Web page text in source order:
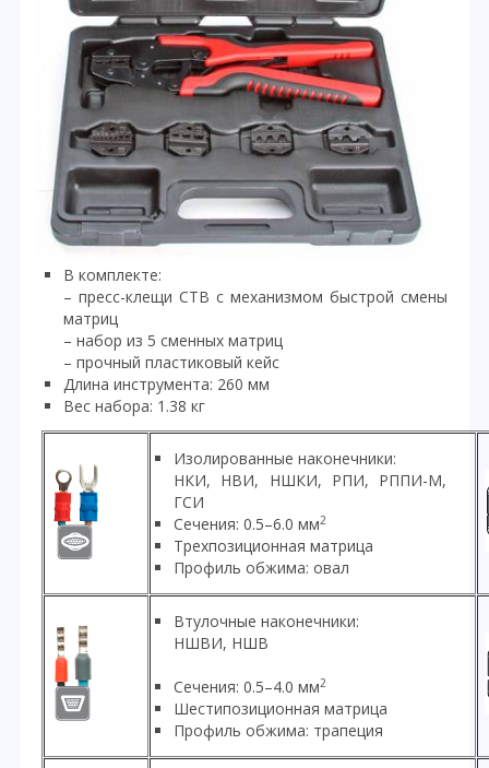
В комплекте:
– пресс-клещи CTB с механизмом быстрой смены
матриц
– набор из 5 сменных матриц
– прочный пластиковый кейс
Длина инструмента: 260 мм
Вес набора: 1.38 кг
Изолированные наконечники:
НКИ, НВИ, НШКИ, РПИ, РППИ-М,
ГСИ
Сечения: 0.5–6.0 мм2
Трехпозиционная матрица
Профиль обжима: овал
Втулочные наконечники:
НШВИ, НШВ
Сечения: 0.5–4.0 мм2
Шестипозиционная матрица
Профиль обжима: трапеция